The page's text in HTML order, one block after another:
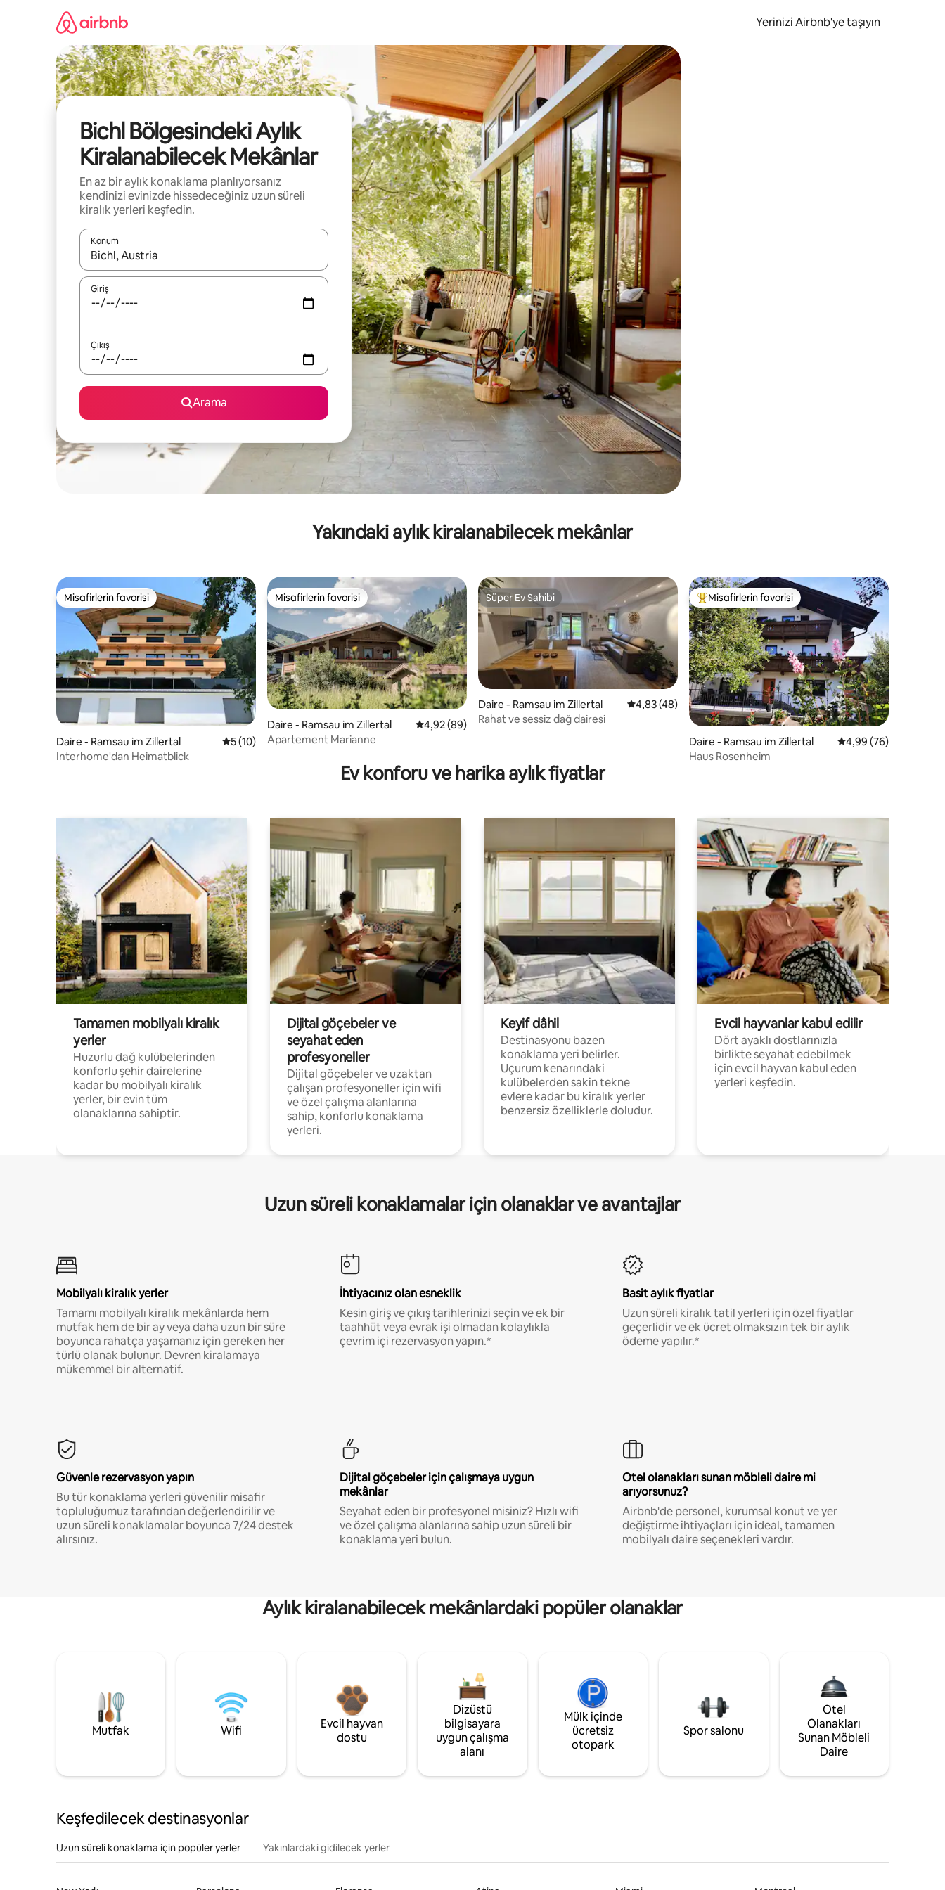
Yerinizi Airbnb'ye taşıyın
Bichl Bölgesindeki Aylık
Kiralanabilecek Mekânlar
En az bir aylık konaklama planlıyorsanız
kendinizi evinizde hissedeceğiniz uzun süreli
kiralık yerleri keşfedin.
Konum
Sonuçlar kullanılabilir olduğunda yukarı ve aşağı oklarıyla gezinin veya dokunarak ya da kaydırma hareketleriyle keşfedin.
Giriş
Çıkış
Arama
Yakındaki aylık kiralanabilecek mekânlar
Misafirlerin favorisi
Misafirlerin favorisi
Daire - Ramsau im Zillertal 5 üzerinden ortalama 5 puan, 10 değerlendirme
5 (10)
Interhome'dan Heimatblick
Misafirlerin favorisi
Misafirlerin favorisi
Daire - Ramsau im Zillertal 5 üzerinden ortalama 4,92 puan, 89 değerlendirme
4,92 (89)
Apartement Marianne
Süper Ev Sahibi
Süper Ev Sahibi
Daire - Ramsau im Zillertal 5 üzerinden ortalama 4,83 puan, 48 değerlendirme
4,83 (48)
Rahat ve sessiz dağ dairesi
Misafirlerin favorilerinden en beğenilenler arasında
Misafirlerin favorisi
Daire - Ramsau im Zillertal 5 üzerinden ortalama
4,99 (76)
Haus Rosenheim
Ev konforu ve harika aylık fiyatlar
Tamamen mobilyalı kiralık
yerler
Huzurlu dağ kulübelerinden
konforlu şehir dairelerine
kadar bu mobilyalı kiralık
yerler, bir evin tüm
olanaklarına sahiptir.
Dijital göçebeler ve
seyahat eden
profesyoneller
Dijital göçebeler ve uzaktan
çalışan profesyoneller için wifi
ve özel çalışma alanlarına
sahip, konforlu konaklama
yerleri.
Keyif dâhil
Destinasyonu bazen
konaklama yeri belirler.
Uçurum kenarındaki
kulübelerden sakin tekne
evlere kadar bu kiralık yerler
benzersiz özelliklerle doludur.
Evcil hayvanlar kabul edilir
Dört ayaklı dostlarınızla
birlikte seyahat edebilmek
için evcil hayvan kabul eden
yerleri keşfedin.
Uzun süreli konaklamalar için olanaklar ve avantajlar
Mobilyalı kiralık yerler
Tamamı mobilyalı kiralık mekânlarda hem
mutfak hem de bir ay veya daha uzun bir süre
boyunca rahatça yaşamanız için gereken her
türlü olanak bulunur. Devren kiralamaya
mükemmel bir alternatif.
İhtiyacınız olan esneklik
Kesin giriş ve çıkış tarihlerinizi seçin ve ek bir
taahhüt veya evrak işi olmadan kolaylıkla
çevrim içi rezervasyon yapın.*
Basit aylık fiyatlar
Uzun süreli kiralık tatil yerleri için özel fiyatlar
geçerlidir ve ek ücret olmaksızın tek bir aylık
ödeme yapılır.*
Güvenle rezervasyon yapın
Bu tür konaklama yerleri güvenilir misafir
topluluğumuz tarafından değerlendirilir ve
uzun süreli konaklamalar boyunca 7/24 destek
alırsınız.
Dijital göçebeler için çalışmaya uygun
mekânlar
Seyahat eden bir profesyonel misiniz? Hızlı wifi
ve özel çalışma alanlarına sahip uzun süreli bir
konaklama yeri bulun.
Otel olanakları sunan möbleli daire mi
arıyorsunuz?
Airbnb'de personel, kurumsal konut ve yer
değiştirme ihtiyaçları için ideal, tamamen
mobilyalı daire seçenekleri vardır.
Aylık kiralanabilecek mekânlardaki popüler olanaklar
Mutfak Wifi
Evcil hayvan
dostu
Dizüstü
bilgisayara
uygun çalışma
alanı
Mülk içinde
ücretsiz
otopark
Spor salonu
Otel
Olanakları
Sunan Möbleli
Daire
Keşfedilecek destinasyonlar
Uzun süreli konaklama için popüler yerler Yakınlardaki gidilecek yerler